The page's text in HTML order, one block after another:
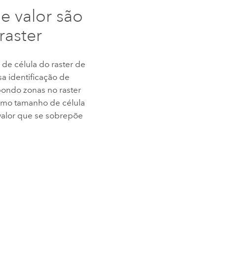
valor são
de célula do raster de
identificação de
zonas no raster
tamanho de célula
que se sobrepõe